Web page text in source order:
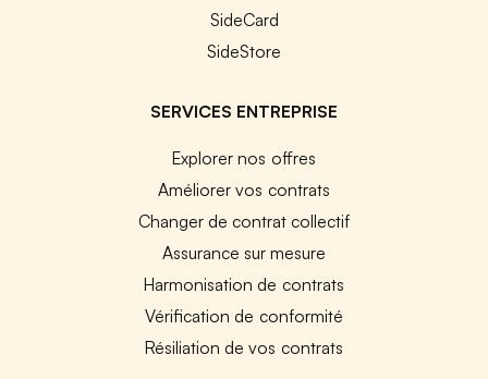
SideCard
SideStore
SERVICES ENTREPRISE
Explorer nos offres
Améliorer vos contrats
Changer de contrat collectif
Assurance sur mesure
Harmonisation de contrats
Vérification de conformité
Résiliation de vos contrats